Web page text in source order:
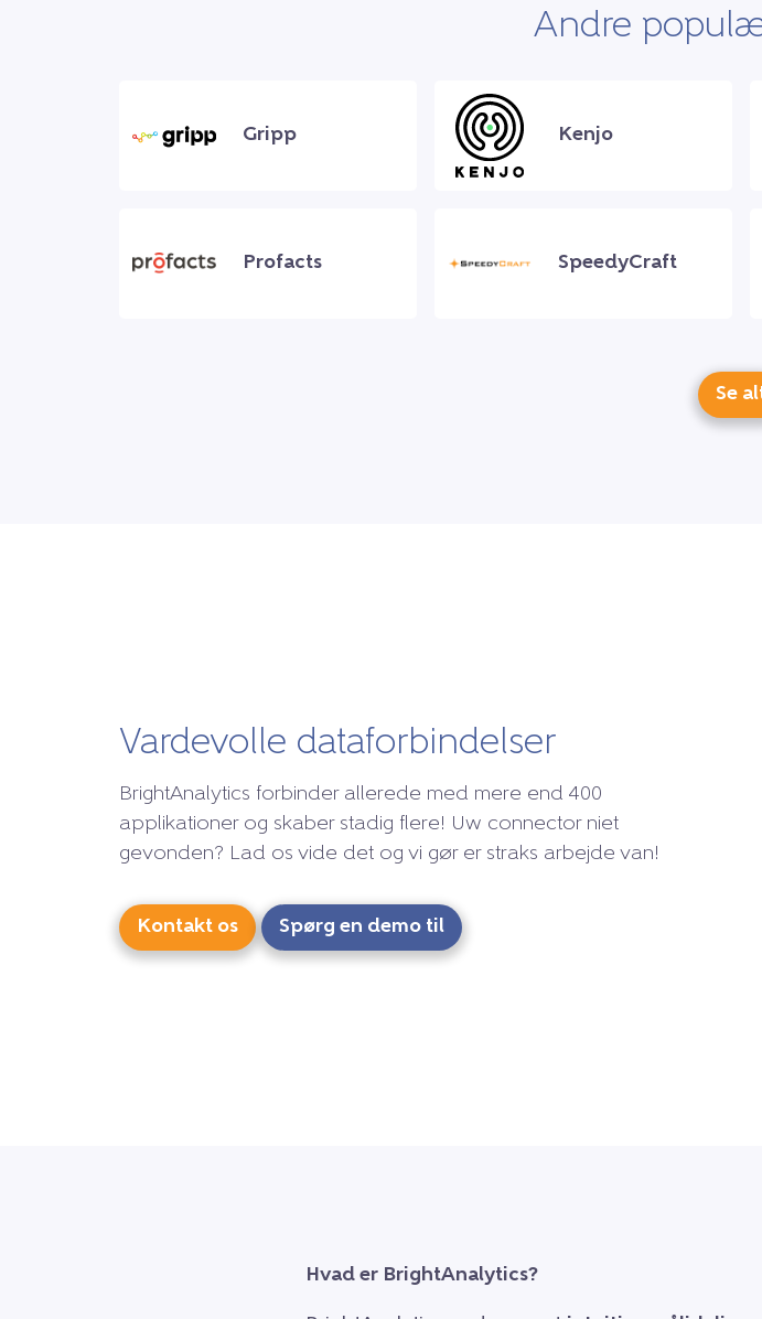
Andre
Gripp Kenjo
Profacts SpeedyCraft
Se
Vardevolle dataforbindelser
BrightAnalytics forbinder allerede med mere end 400
applikationer og skaber stadig flere! Uw connector niet
gevonden? Lad os vide det og vi gør er straks arbejde van!
Kontakt os Spørg en demo til
Hvad er BrightAnalytics?